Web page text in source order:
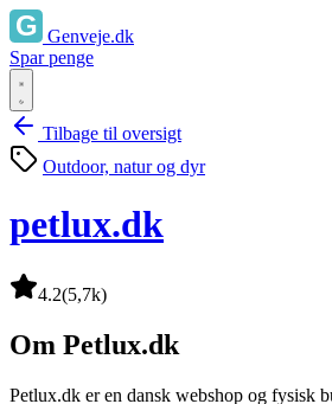
Genveje.dk
Spar penge
Tilbage til oversigt
Outdoor, natur og dyr
petlux.dk
4.2(5,7k)
Om Petlux.dk
Petlux.dk er en dansk webshop og fysisk